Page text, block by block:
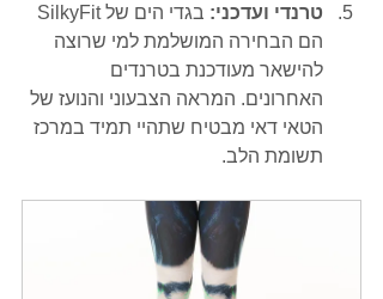
טרנדי ועדכני:
הם הבחירה המושלמת למי שרוצה
להישאר מעודכנת בטרנדים
האחרונים. המראה הצבעוני והנועז של
הטאי דאי מבטיח שתהיי תמיד במרכז
תשומת הלב.